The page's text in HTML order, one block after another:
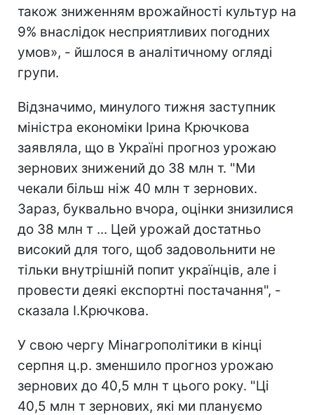
також зниженням врожайності культур на
9% внаслідок несприятливих погодних
умов», - йшлося в аналітичному огляді
групи.
Відзначимо, минулого тижня заступник
міністра економіки Ірина Крючкова
заявляла, що в Україні прогноз урожаю
зернових знижений до 38 млн т. "Ми
чекали більш ніж 40 млн т зернових.
Зараз, буквально вчора, оцінки знизилися
до 38 млн т ... Цей урожай достатньо
високий для того, щоб задовольнити не
тільки внутрішній попит українців, але і
провести деякі експортні постачання", -
сказала І.Крючкова.
У свою чергу Мінагрополітики в кінці
серпня ц.р. зменшило прогноз урожаю
зернових до 40,5 млн т цього року. "Ці
40,5 млн т зернових, які ми плануємо